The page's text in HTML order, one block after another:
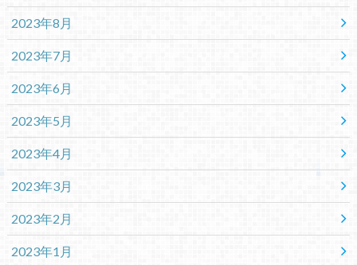
2023年8月
2023年7月
2023年6月
2023年5月
2023年4月
2023年3月
2023年2月
2023年1月